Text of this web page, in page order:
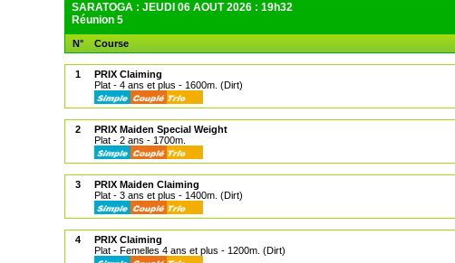
SARATOGA : JEUDI 06 AOUT 2026 : 19h32
Réunion 5
N° Course
1
PRIX Claiming
Plat - 4 ans et plus - 1600m. (Dirt)
2
PRIX Maiden Special Weight
Plat - 2 ans - 1700m.
3
PRIX Maiden Claiming
Plat - 3 ans et plus - 1400m. (Dirt)
4
PRIX Claiming
Plat - Femelles 4 ans et plus - 1200m. (Dirt)